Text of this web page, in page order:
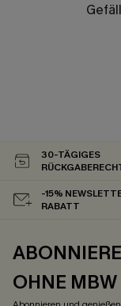
30-TÄGIGES
-15%
RABATT
OHNE MBW